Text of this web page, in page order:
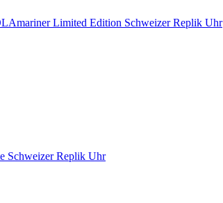
Limited Edition Schweizer Replik Uhr
Schweizer Replik Uhr